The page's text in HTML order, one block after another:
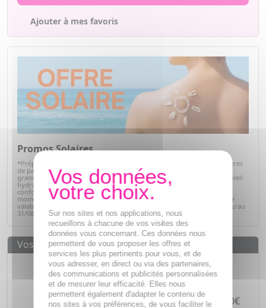
Ajouter à mes favoris
Promos Solaires
*Préparez votre peau pour l'été avec notre sélection de produits solaires
de parapharmacie. Profitez d'offres exceptionnelles sur des soins de
grandes marques : protections solaires pour toute la famille, après-soleil
hydratants et soins adaptés à chaque type de peau. Alliez efficacité,
confort et sécurité tout en bénéficiant de prix avantageux. C'est le
moment idéal pour faire le plein de vos indispensables solaires ! Offre
valable sur articles signalés, dans la limite des stocks disponibles jusqu'au
31/08/2026.Voir la sélection
Vos avantages
Des prixIMBATTABLES
Paiement en ligneSÉCURISÉ
Paiement en4 fois sans fraisà partir de 30€
Sur nos sites et nos applications, nous
recueillons à chacune de vos visites des
données vous concernant. Ces données nous
permettent de vous proposer les offres et
services les plus pertinents pour vous, et de
vous adresser, en direct ou via des partenaires,
des communications et publicités personnalisées
et de mesurer leur efficacité. Elles nous
permettent également d'adapter le contenu de
nos sites à vos préférences, de vous faciliter le